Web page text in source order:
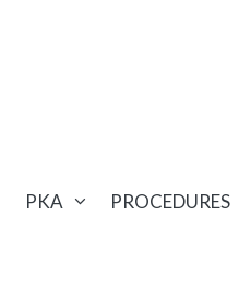
PKA PROCEDURES